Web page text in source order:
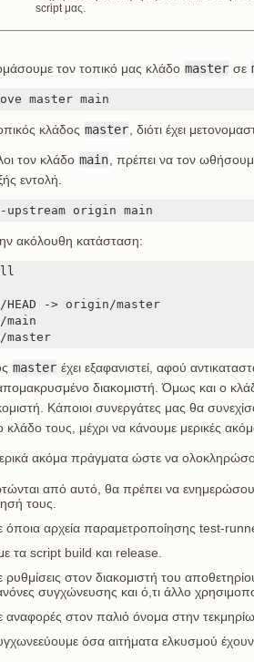
script μας.
τον τοπικό μας κλάδο master σε
master main
κλάδος master , διότι έχει
τον κλάδο main , πρέπει να τον
εντολή.
origin main
ακόλουθη κατάσταση:
HEAD -> origin/master
main
master
master έχει εξαφανιστεί, αφού
διακομιστή. Όμως και ο
Κάποιοι συνεργάτες μας θα
κλάδο τους, μέχρι να κάνουμε μερικές
ακόμα πράγματα ώστε να
από αυτό, θα πρέπει να
τους.
αρχεία παραμετροποίησης test-
τα script build και release.
στον διακομιστή του
συγχώνευσης και ό,τι άλλο
στον παλιό όνομα στην
όσα αιτήματα ελκυσμού